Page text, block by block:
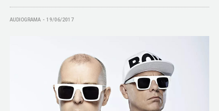
AUDIOGRAMA 19/06/2017